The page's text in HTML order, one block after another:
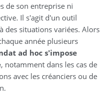
de son entreprise ni
Il s'agit d'un outil
des situations variées. Alors
année plusieurs
ad hoc s'impose
, notamment dans les cas de
avec les créanciers ou de